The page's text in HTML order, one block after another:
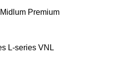
Midlum Premium
L-series VNL